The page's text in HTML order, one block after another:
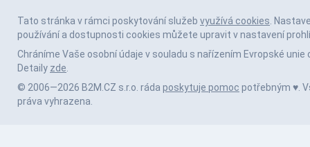
Tato stránka v rámci poskytování služeb využívá cookies.
používání a dostupnosti cookies můžete upravit v nastavení
Chráníme Vaše osobní údaje v souladu s nařízením Evropské unie
Detaily zde.
© 2006—2026 B2M.CZ s.r.o. ráda poskytuje pomoc potřebným ♥️.
práva vyhrazena.